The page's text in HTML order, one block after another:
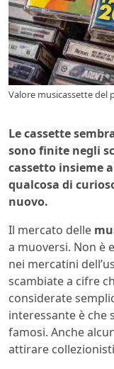
Valore musicassette del
Le cassette
sono finite negli
cassetto insieme
qualcosa di
nuovo.
Il mercato delle
a muoversi. Non è
nei mercatini
scambiate a cifre
considerate
interessante è che
famosi. Anche
attirare